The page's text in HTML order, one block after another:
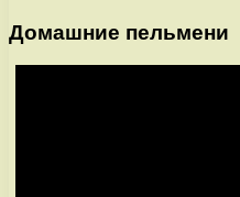
Домашние пельмени